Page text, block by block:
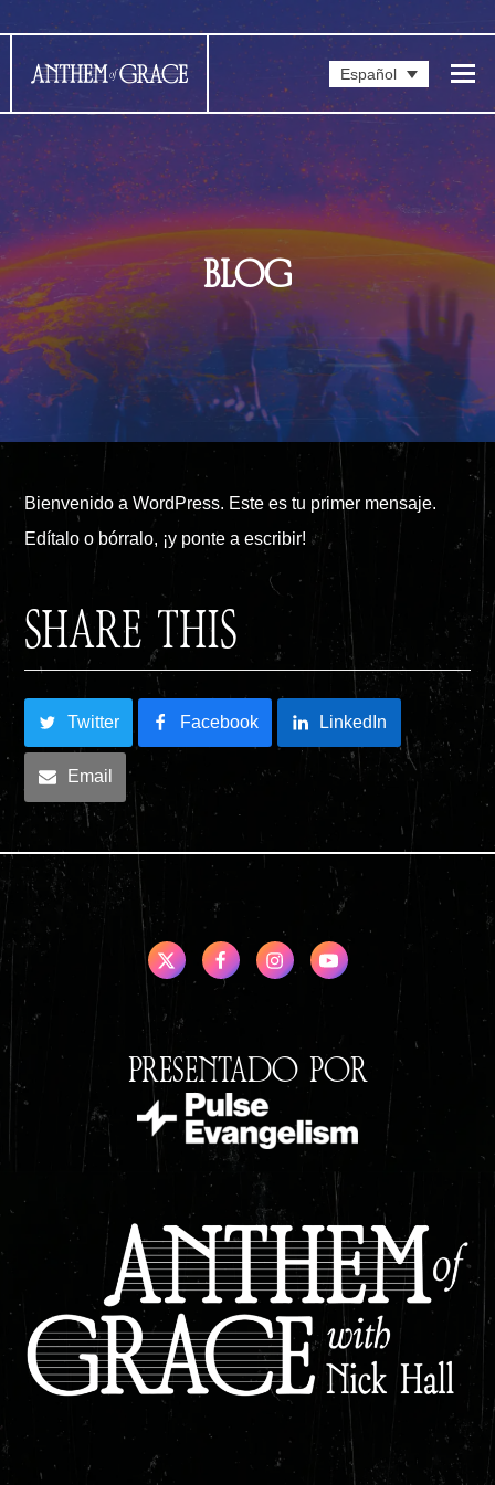
Español
BLOG
Bienvenido a WordPress. Este es tu primer mensaje.
Edítalo o bórralo, ¡y ponte a escribir!
SHARE THIS
Twitter Facebook LinkedIn
Email
PRESENTADO POR